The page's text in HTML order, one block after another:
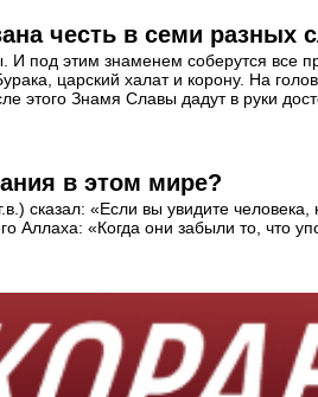
честь в семи разных
под этим знаменем соберутся все
царский халат и корону. На
этого Знамя Славы дадут в руки
в этом мире?
сказал: «Если вы увидите
Аллаха: «Когда они забыли то, что